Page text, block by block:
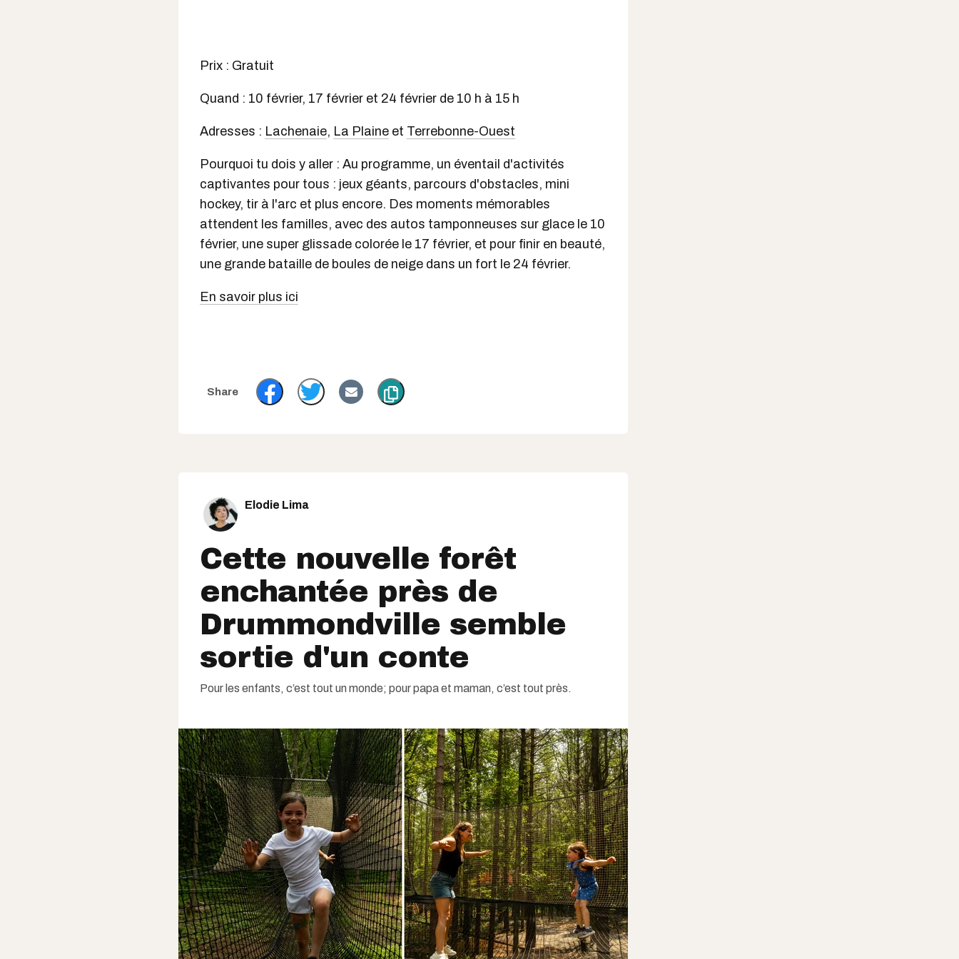
Prix : Gratuit
Quand : 10 février, 17 février et 24 février de 10 h à 15 h
Adresses : Lachenaie, La Plaine et Terrebonne-Ouest
Pourquoi tu dois y aller : Au programme, un éventail d'activités
captivantes pour tous : jeux géants, parcours d'obstacles, mini
hockey, tir à l'arc et plus encore. Des moments mémorables
attendent les familles, avec des autos tamponneuses sur glace le 10
février, une super glissade colorée le 17 février, et pour finir en beauté,
une grande bataille de boules de neige dans un fort le 24 février.
En savoir plus ici
Elodie Lima
Cette nouvelle forêt
enchantée près de
Drummondville semble
sortie d'un conte
Pour les enfants, c’est tout un monde; pour papa et maman, c’est tout près.